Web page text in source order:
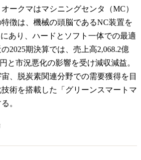
ークマはマシニングセンタ（MC）
徴は、機械の頭脳であるNC装置を
あり、ハードとソフト一体での最適
2025期決算では、売上高2,068.2億
と市況悪化の影響を受け減収減益。
、脱炭素関連分野での需要獲得を目
術を搭載した「グリーンスマートマ
。